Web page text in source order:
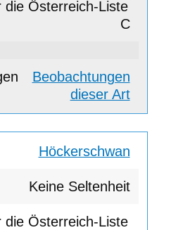
C
Beobachtungen
dieser Art
Höckerschwan
Keine Seltenheit